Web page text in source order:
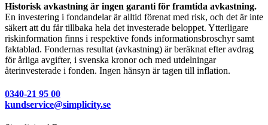
Historisk avkastning är ingen garanti för framtida avkastning.
En investering i fondandelar är alltid förenat med risk, och det är inte
säkert att du får tillbaka hela det investerade beloppet. Ytterligare
riskinformation finns i respektive fonds informationsbroschyr samt
faktablad. Fondernas resultat (avkastning) är beräknat efter avdrag
för årliga avgifter, i svenska kronor och med utdelningar
återinvesterade i fonden. Ingen hänsyn är tagen till inflation.
0340-21 95 00
kundservice@simplicity.se